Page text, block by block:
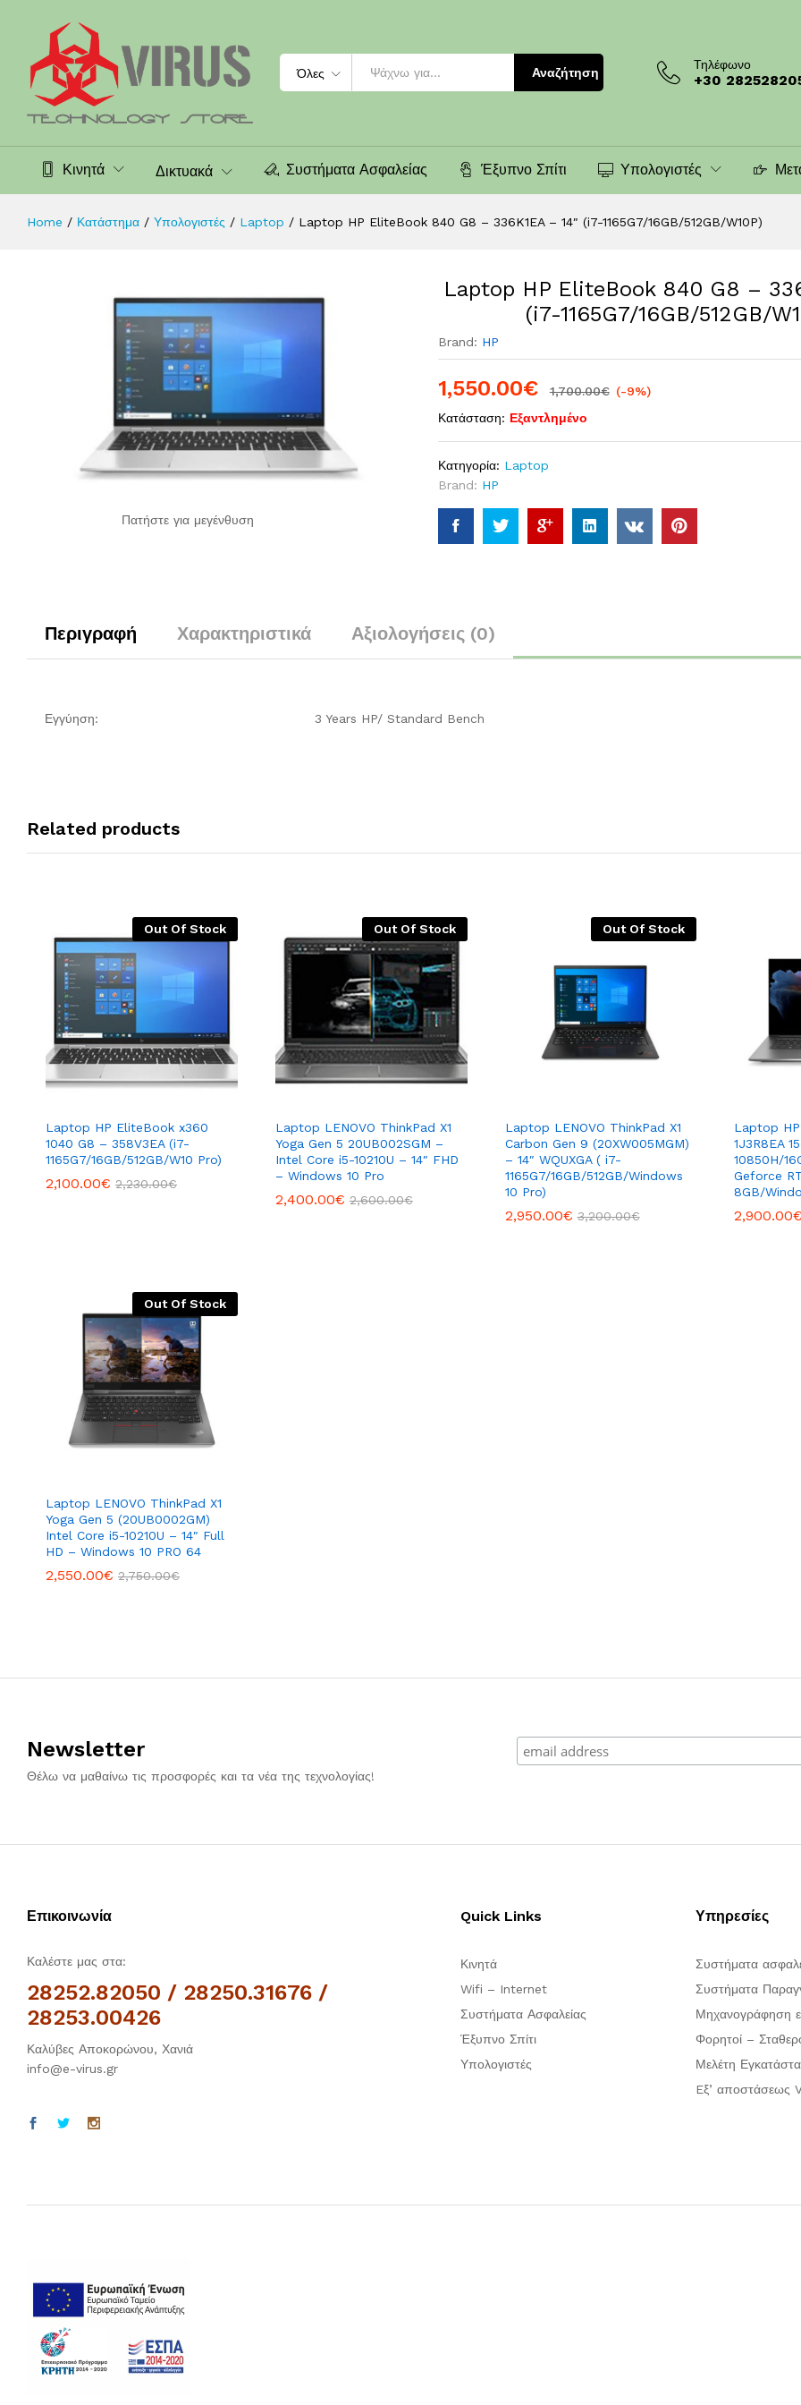
Όλες Αναζήτηση
Τηλέφωνο
+30
Κινητά Δικτυακά Συστήματα Ασφαλείας Έξυπνο Σπίτι Υπολογιστές
Home / Κατάστημα / Υπολογιστές / Laptop / Laptop HP EliteBook 840 G8 – 336K1EA – 14″ (i7-1165G7/16GB/512GB/W10P)
Πατήστε για μεγένθυση
Laptop HP EliteBook 840 G8 –
(i7-1165G7/16GB/512GB/
Brand: HP
1,550.00€ 1,700.00€ (-9%)
Κατάσταση: Εξαντλημένο
Κατηγορία: Laptop
Brand: HP
Περιγραφή Χαρακτηριστικά Αξιολογήσεις (0)
Εγγύηση: 3 Years HP/ Standard Bench
Related products
Out Of Stock
Laptop HP EliteBook x360
1040 G8 – 358V3EA (i7-
1165G7/16GB/512GB/W10 Pro)
2,100.00€ 2,230.00€
Out Of Stock
Laptop LENOVO ThinkPad X1
Yoga Gen 5 20UB002SGM –
Intel Core i5-10210U – 14″ FHD
– Windows 10 Pro
2,400.00€ 2,600.00€
Out Of Stock
Laptop LENOVO ThinkPad X1
Carbon Gen 9 (20XW005MGM)
– 14″ WQUXGA ( i7-
1165G7/16GB/512GB/Windows
10 Pro)
2,950.00€ 3,200.00€
Laptop
1J3R8EA
10850H/
Geforce
8GB/
2,900.00€
Out Of Stock
Laptop LENOVO ThinkPad X1
Yoga Gen 5 (20UB0002GM)
Intel Core i5-10210U – 14″ Full
HD – Windows 10 PRO 64
2,550.00€ 2,750.00€
Newsletter
Θέλω να μαθαίνω τις προσφορές και τα νέα της τεχνολογίας!
Επικοινωνία
Καλέστε μας στα:
28252.82050 / 28250.31676 /
28253.00426
Καλύβες Αποκορώνου, Χανιά
info@e-virus.gr
Quick Links
Κινητά
Wifi – Internet
Συστήματα Ασφαλείας
Έξυπνο Σπίτι
Υπολογιστές
Υπηρεσίες
Συστήματα
Συστήματα
Μηχανογράφηση
Φορητοί –
Μελέτη
Eξ’ αποστάσεως
Περιγραφή